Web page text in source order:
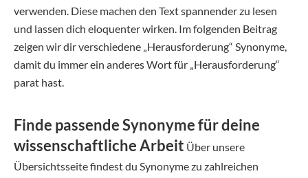
verwenden. Diese machen den Text spannender zu lesen
und lassen dich eloquenter wirken. Im folgenden Beitrag
zeigen wir dir verschiedene „Herausforderung“ Synonyme,
damit du immer ein anderes Wort für „Herausforderung“
parat hast.
Finde passende Synonyme für deine
wissenschaftliche Arbeit Über unsere
Übersichtsseite findest du Synonyme zu zahlreichen